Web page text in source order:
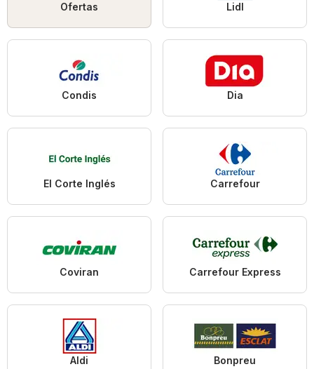
Ofertas Lidl
Condis Dia
El Corte Inglés Carrefour
Coviran Carrefour Express
Aldi Bonpreu